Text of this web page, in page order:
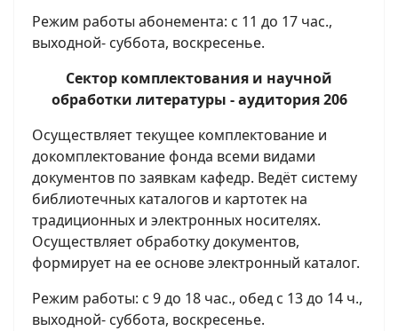
Режим работы абонемента: с 11 до 17 час.,
выходной- суббота, воскресенье.
Сектор комплектования и научной
обработки литературы - аудитория 206
Осуществляет текущее комплектование и
докомплектование фонда всеми видами
документов по заявкам кафедр. Ведёт систему
библиотечных каталогов и картотек на
традиционных и электронных носителях.
Осуществляет обработку документов,
формирует на ее основе электронный каталог.
Режим работы: с 9 до 18 час., обед с 13 до 14 ч.,
выходной- суббота, воскресенье.